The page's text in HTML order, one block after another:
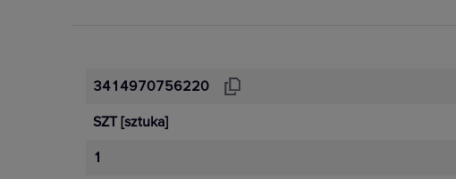
3414970756220
SZT [sztuka]
1